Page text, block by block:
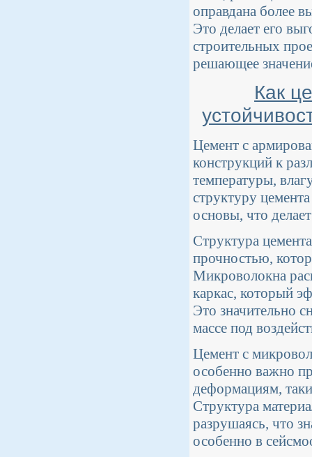
оправдана более
Это делает его
строительных
решающее
Как
Цемент с
конструкций к
температуры,
структуру
основы, что
Структура
прочностью,
Микроволокна
каркас, который
Это значительно
массе под
Цемент с
особенно важно
деформациям,
Структура
разрушаясь, что
особенно в